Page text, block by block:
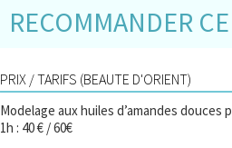
RECOMMANDER
PRIX / TARIFS (BEAUTE D'ORIENT)
Modelage aux huiles d’amandes
1h : 40 € / 60€